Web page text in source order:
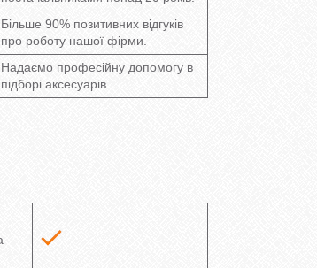
Більше 90% позитивних відгуків
про роботу нашої фірми.
Надаємо професійну допомогу в
підборі аксесуарів.